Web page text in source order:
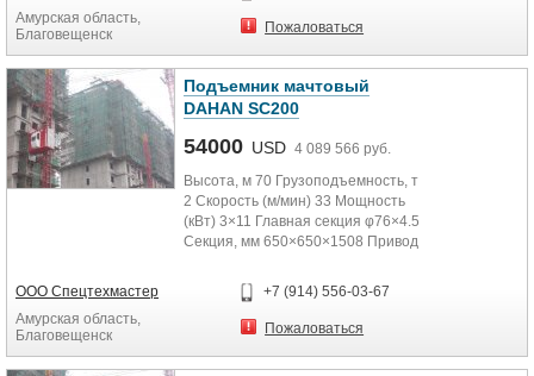
Амурская область,
Благовещенск
Пожаловаться
Подъемник мачтовый
DAHAN SC200
54000 USD 4 089 566 руб.
Высота, м 70 Грузоподъемность, т
2 Скорость (м/мин) 33 Мощность
(кВт) 3×11 Главная секция φ76×4.5
Секция, мм 650×650×1508 Привод
ООО Спецтехмастер
Амурская область,
Благовещенск
+7 (914) 556-03-67
Пожаловаться